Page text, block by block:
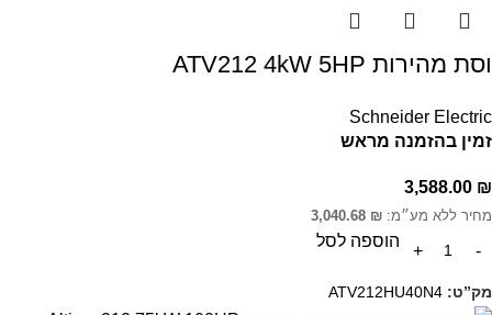
וסת מהירות ATV212 4kW 5HP
Schneider Electric
זמין בהזמנה מראש
3,588.00 ₪
מחיר ללא מע״מ: 3,040.68 ₪
הוספה לסל
מק”ט: ATV212HU40N4